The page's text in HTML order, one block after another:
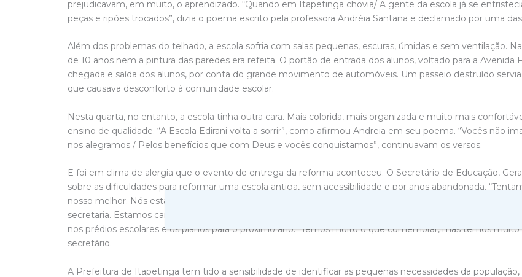
prejudicavam, em muito, o aprendizado. “Quando em Itapetinga chovia/ A gente da escola já se
peças e ripões trocados”, dizia o poema escrito pela professora Andréia Santana e declamado por uma
Além dos problemas do telhado, a escola sofria com salas pequenas, escuras, úmidas e sem ventilação.
de 10 anos nem a pintura das paredes era refeita. O portão de entrada dos alunos, voltado para a Avenida
chegada e saída dos alunos, por conta do grande movimento de automóveis. Um passeio destruído
que causava desconforto à comunidade escolar.
Nesta quarta, no entanto, a escola tinha outra cara. Mais colorida, mais organizada e muito mais
ensino de qualidade. “A Escola Edirani volta a sorrir”, como afirmou Andreia em seu poema. “Vocês não
nos alegramos / Pelos benefícios que com Deus e vocês conquistamos”, continuavam os versos.
E foi em clima de alergia que o evento de entrega da reforma aconteceu. O Secretário de Educação,
sobre as dificuldades para reformar uma escola antiga, sem acessibilidade e por anos abandonada.
nosso melhor. Nós estamos numa luta muito difícil, mas as vitórias estão vindo graças a gestão do
secretaria. Estamos caminhando com muitas vitórias, mas está muito difícil”, afirmou Geraldo que, na
nos prédios escolares e os planos para o próximo ano. “Temos muito o que comemorar, mas temos
secretário.
A Prefeitura de Itapetinga tem tido a sensibilidade de identificar as pequenas necessidades da